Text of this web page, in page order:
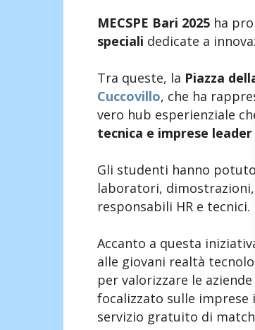
MECSPE Bari 2025 ha
speciali dedicate a
Tra queste, la Piazza
Cuccovillo, che ha
vero hub esperienziale
tecnica e imprese leader
Gli studenti hanno
laboratori, dimostrazioni,
responsabili HR e tecnici.
Accanto a questa
alle giovani realtà
per valorizzare le
focalizzato sulle
servizio gratuito di